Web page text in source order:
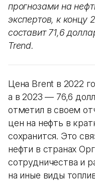
прогнозами на
экспертов, к концу
составит 71,6
Trend.
Цена Brent в 2022
а в 2023 — 76,6
отметил в своем
цен на нефть в
сохранится. Это
нефти в странах
сотрудничества и
на иные виды